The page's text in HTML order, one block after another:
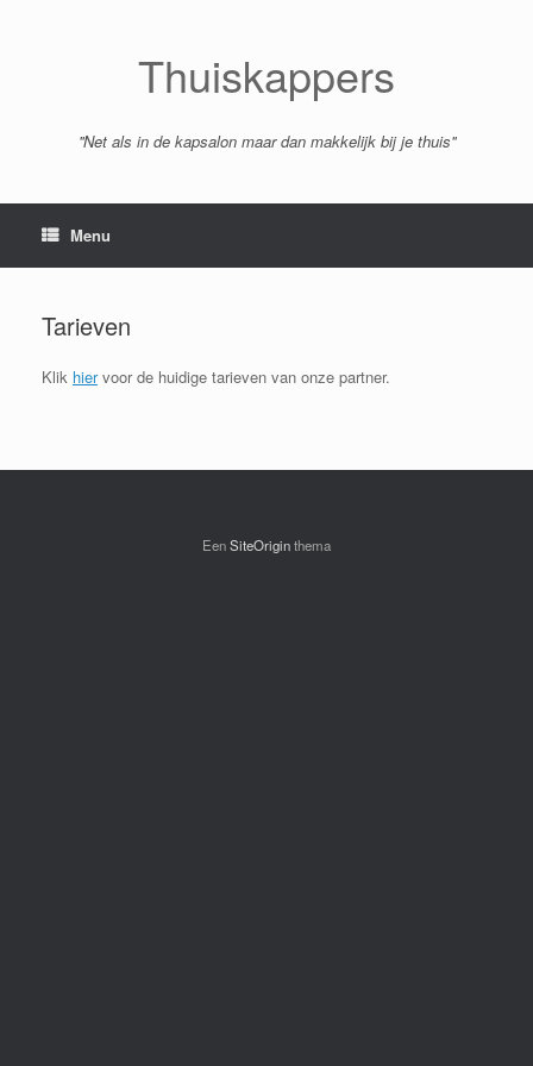
Thuiskappers
''Net als in de kapsalon maar dan makkelijk bij je thuis''
Menu
Tarieven
Klik hiervoor de huidige tarieven van onze partner.
EenSiteOriginthema